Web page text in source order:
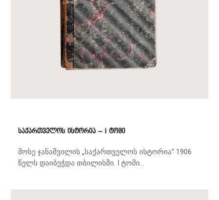
საქართველოს ისტორია – I ტომი
მოსე ჯანაშვილის „საქართველოს ისტორია“ 1906
წელს დაიბეჭდა თბილისში. I ტომი...